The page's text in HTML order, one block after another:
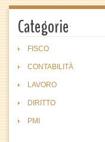
Categorie
FISCO
CONTABILITÀ
LAVORO
DIRITTO
PMI